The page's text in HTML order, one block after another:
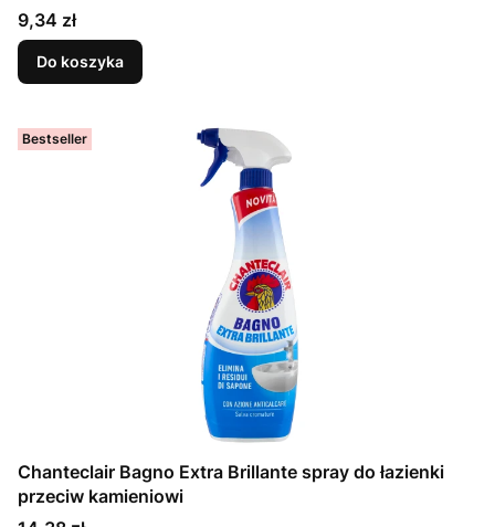
Cena
9,34 zł
Do koszyka
Bestseller
Chanteclair Bagno Extra Brillante spray do łazienki
przeciw kamieniowi